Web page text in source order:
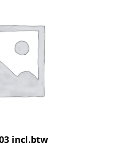
incl.btw